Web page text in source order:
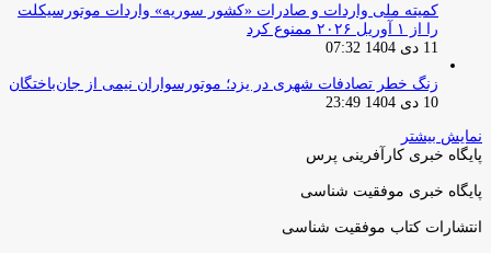
کمیته ملی واردات و صادرات «کشور سوریه» واردات موتورسیکلت
را از ۱ آوریل ۲۰۲۶ ممنوع کرد
11 دی 1404 07:32
زنگ خطر تصادفات شهری در یزد؛ موتورسواران نیمی از جان‌باختگان
10 دی 1404 23:49
نمایش بیشتر
پایگاه خبری کارآفرینی پرس
پایگاه خبری موفقیت شناسی
انتشارات کتاب موفقیت شناسی